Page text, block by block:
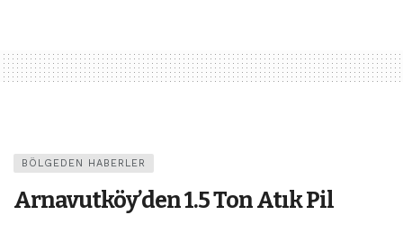
BÖLGEDEN HABERLER
Arnavutköy’den 1.5 Ton Atık Pil